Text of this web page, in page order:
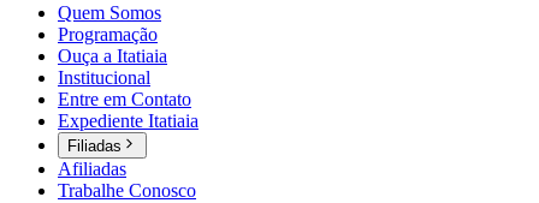
Quem Somos
Programação
Ouça a Itatiaia
Institucional
Entre em Contato
Expediente Itatiaia
Filiadas
Afiliadas
Trabalhe Conosco